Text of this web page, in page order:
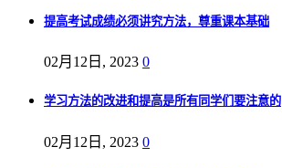
提高考试成绩必须讲究方法，尊重课本基础
02月12日, 2023 0
学习方法的改进和提高是所有同学们要注意的
02月12日, 2023 0